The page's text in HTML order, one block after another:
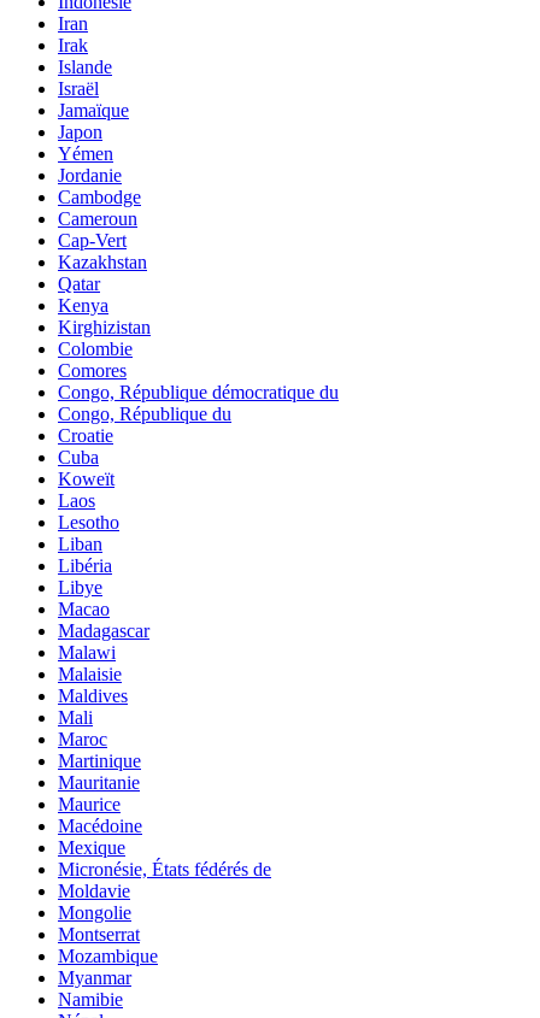
Iran
Irak
Islande
Israël
Jamaïque
Japon
Yémen
Jordanie
Cambodge
Cameroun
Cap-Vert
Kazakhstan
Qatar
Kenya
Kirghizistan
Colombie
Comores
Congo, République démocratique du
Congo, République du
Croatie
Cuba
Koweït
Laos
Lesotho
Liban
Libéria
Libye
Macao
Madagascar
Malawi
Malaisie
Maldives
Mali
Maroc
Martinique
Mauritanie
Maurice
Macédoine
Mexique
Micronésie, États fédérés de
Moldavie
Mongolie
Montserrat
Mozambique
Myanmar
Namibie